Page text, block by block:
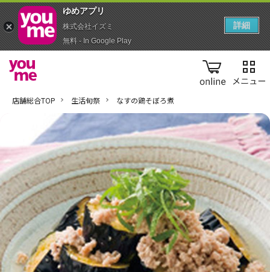
online
店舗総合TOP 生活旬祭 なすの鶏そぼろ煮
ゆめアプ‪リ‬
株式会社イズミ
無料 - In Google Play
詳細